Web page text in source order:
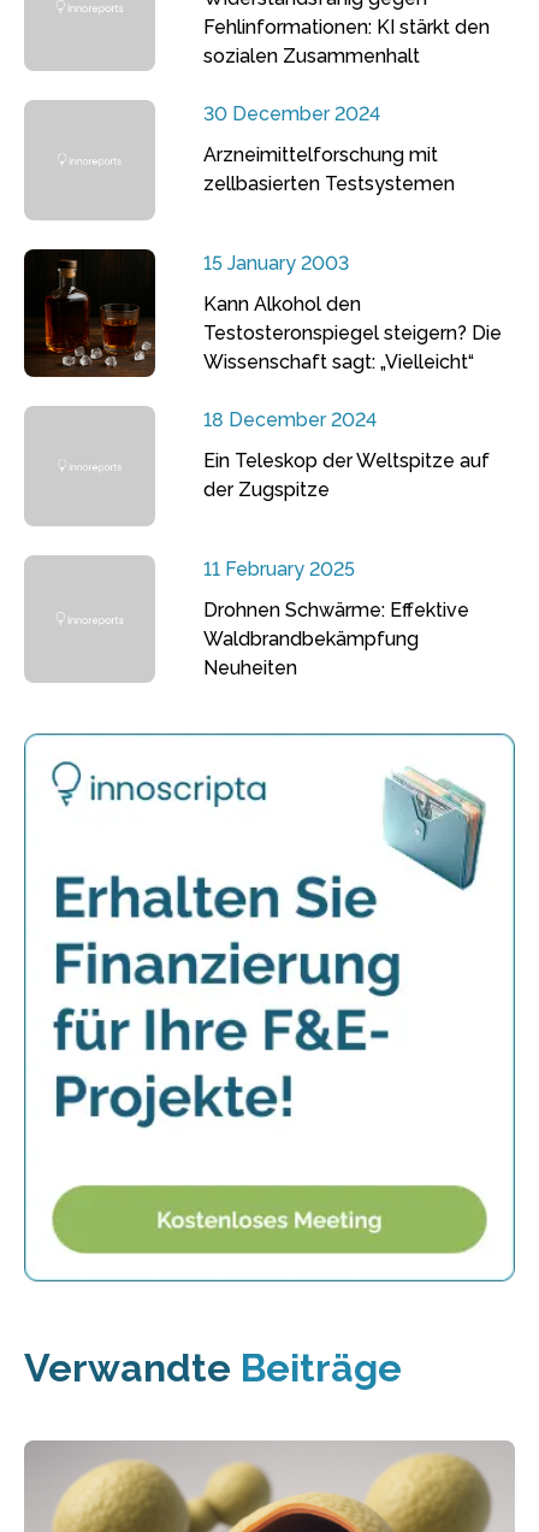
Fehlinformationen: KI stärkt den
sozialen Zusammenhalt
30 December 2024
Arzneimittelforschung mit
zellbasierten Testsystemen
15 January 2003
Kann Alkohol den
Testosteronspiegel steigern? Die
Wissenschaft sagt: „Vielleicht“
18 December 2024
Ein Teleskop der Weltspitze auf
der Zugspitze
11 February 2025
Drohnen Schwärme: Effektive
Waldbrandbekämpfung
Neuheiten
Verwandte Beiträge